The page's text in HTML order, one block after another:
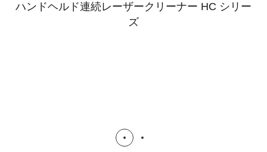
ハンドヘルド連続レーザークリーナー HC シリー
ズ